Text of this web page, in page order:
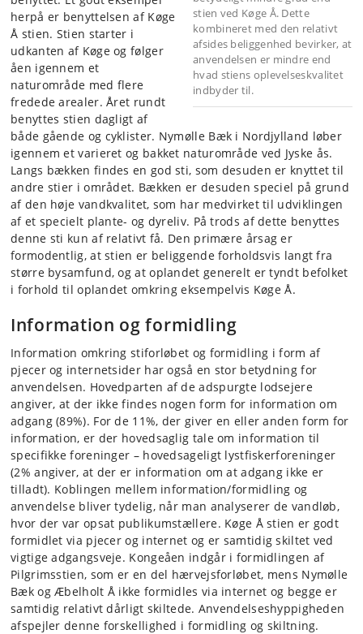
stien ved Køge Å. Dette
kombineret med den relativt
afsides beliggenhed bevirker, at
anvendelsen er mindre end
hvad stiens oplevelseskvalitet
indbyder til.
herpå er benyttelsen af Køge
Å stien. Stien starter i
udkanten af Køge og følger
åen igennem et
naturområde med flere
fredede arealer. Året rundt
benyttes stien dagligt af
både gående og cyklister. Nymølle Bæk i Nordjylland løber
igennem et varieret og bakket naturområde ved Jyske ås.
Langs bækken findes en god sti, som desuden er knyttet til
andre stier i området. Bækken er desuden speciel på grund
af den høje vandkvalitet, som har medvirket til udviklingen
af et specielt plante- og dyreliv. På trods af dette benyttes
denne sti kun af relativt få. Den primære årsag er
formodentlig, at stien er beliggende forholdsvis langt fra
større bysamfund, og at oplandet generelt er tyndt befolket
i forhold til oplandet omkring eksempelvis Køge Å.
Information og formidling
Information omkring stiforløbet og formidling i form af
pjecer og internetsider har også en stor betydning for
anvendelsen. Hovedparten af de adspurgte lodsejere
angiver, at der ikke findes nogen form for information om
adgang (89%). For de 11%, der giver en eller anden form for
information, er der hovedsaglig tale om information til
specifikke foreninger – hovedsageligt lystfiskerforeninger
(2% angiver, at der er information om at adgang ikke er
tilladt). Koblingen mellem information/formidling og
anvendelse bliver tydelig, når man analyserer de vandløb,
hvor der var opsat publikumstællere. Køge Å stien er godt
formidlet via pjecer og internet og er samtidig skiltet ved
vigtige adgangsveje. Kongeåen indgår i formidlingen af
Pilgrimsstien, som er en del hærvejsforløbet, mens Nymølle
Bæk og Æbelholt Å ikke formidles via internet og begge er
samtidig relativt dårligt skiltede. Anvendelseshyppigheden
afspejler denne forskellighed i formidling og skiltning.